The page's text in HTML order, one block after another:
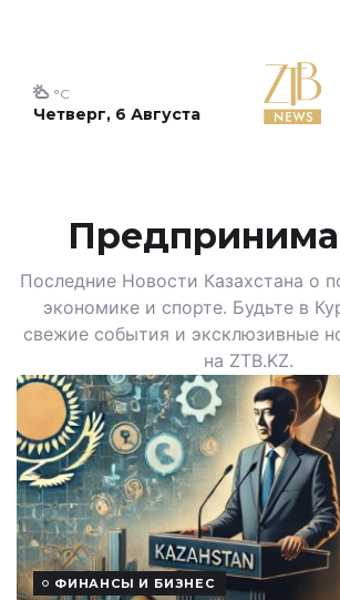
Четверг, 6 Августа
°C
Последние Новости Казахстана о
экономике и спорте. Будьте в
свежие события и эксклюзивные
на ZTB.KZ.
ФИНАНСЫ И БИЗНЕС